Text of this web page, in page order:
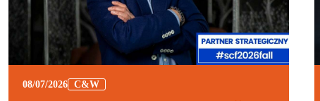
08/07/2026 C&W